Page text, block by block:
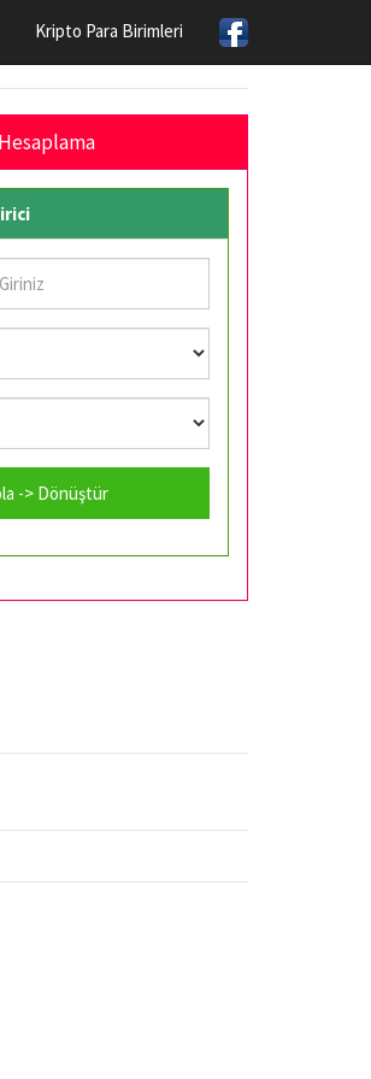
Kripto Para Birimleri
-> Dönüştür